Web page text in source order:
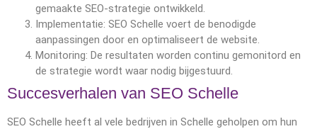
gemaakte SEO-strategie ontwikkeld.
Implementatie: SEO Schelle voert de benodigde
aanpassingen door en optimaliseert de website.
Monitoring: De resultaten worden continu gemonitord en
de strategie wordt waar nodig bijgestuurd.
Succesverhalen van SEO Schelle
SEO Schelle heeft al vele bedrijven in Schelle geholpen om hun